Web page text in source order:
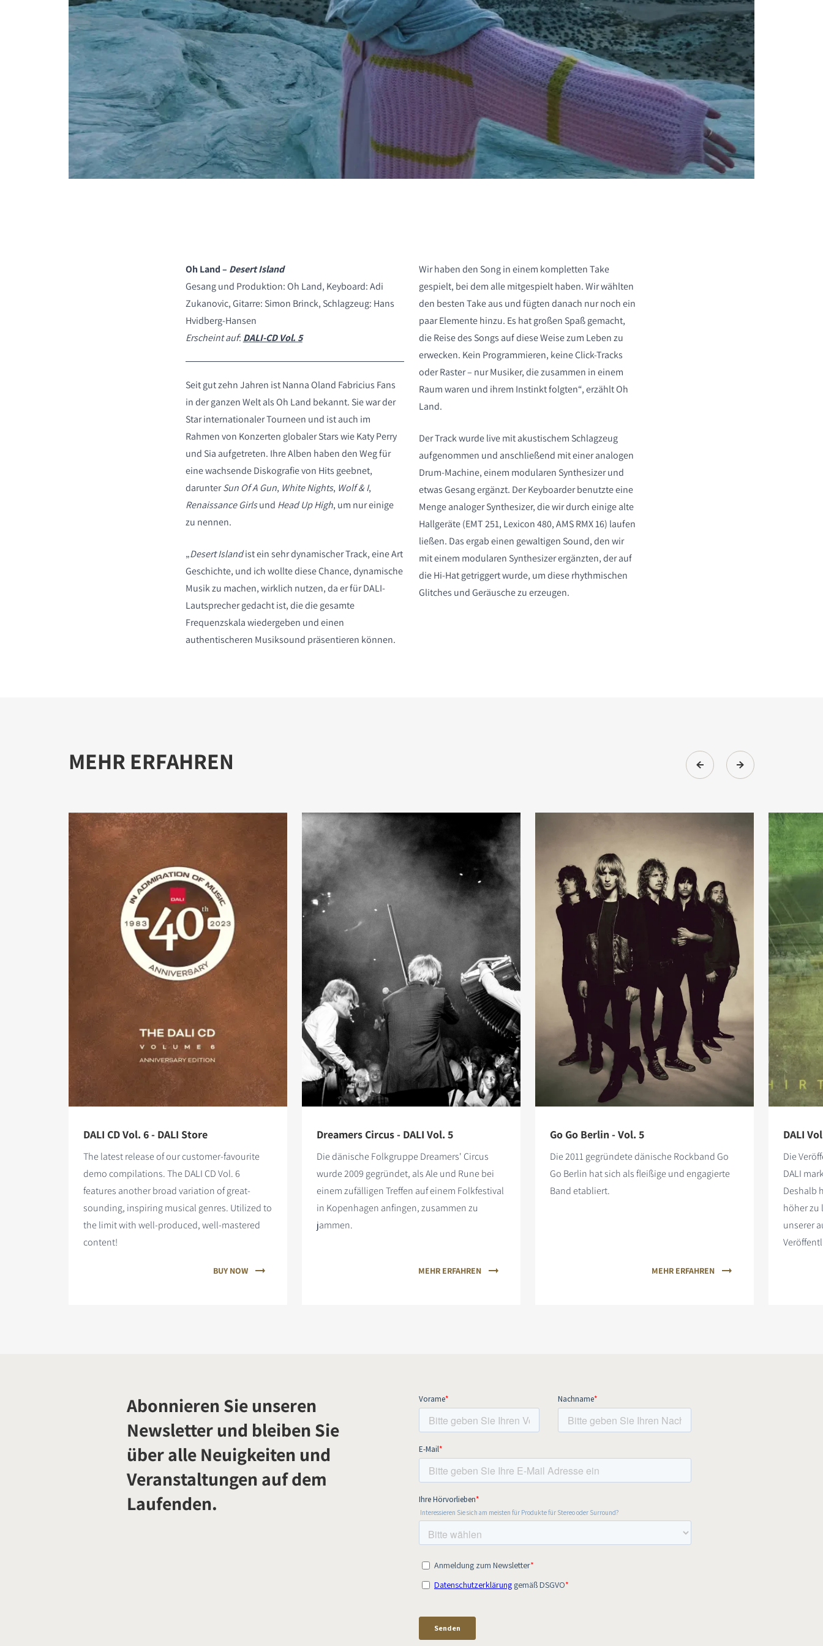
Oh Land – Desert Island
Gesang und Produktion: Oh Land, Keyboard: Adi
Zukanovic, Gitarre: Simon Brinck, Schlagzeug: Hans
Hvidberg-Hansen
Erscheint auf: DALI-CD Vol. 5
Seit gut zehn Jahren ist Nanna Oland Fabricius Fans
in der ganzen Welt als Oh Land bekannt. Sie war der
Star internationaler Tourneen und ist auch im
Rahmen von Konzerten globaler Stars wie Katy Perry
und Sia aufgetreten. Ihre Alben haben den Weg für
eine wachsende Diskografie von Hits geebnet,
darunterSun Of A Gun, White Nights, Wolf & I,
Renaissance Girlsund Head Up High, um nur einige
zu nennen.
„Desert Islandist ein sehr dynamischer Track, eine Art
Geschichte, und ich wollte diese Chance, dynamische
Musik zu machen, wirklich nutzen, da er für DALI-
Lautsprecher gedacht ist, die die gesamte
Frequenzskala wiedergeben und einen
authentischeren Musiksound präsentieren können.
Wir haben den Song in einem kompletten Take
gespielt, bei dem alle mitgespielt haben. Wir wählten
den besten Take aus und fügten danach nur noch ein
paar Elemente hinzu. Es hat großen Spaß gemacht,
die Reise des Songs auf diese Weise zum Leben zu
erwecken. Kein Programmieren, keine Click-Tracks
oder Raster – nur Musiker, die zusammen in einem
Raum waren und ihrem Instinkt folgten“, erzählt Oh
Land.
Der Track wurde live mit akustischem Schlagzeug
aufgenommen und anschließend mit einer analogen
Drum-Machine, einem modularen Synthesizer und
etwas Gesang ergänzt. Der Keyboarder benutzte eine
Menge analoger Synthesizer, die wir durch einige alte
Hallgeräte (EMT 251, Lexicon 480, AMS RMX 16) laufen
ließen. Das ergab einen gewaltigen Sound, den wir
mit einem modularen Synthesizer ergänzten, der auf
die Hi-Hat getriggert wurde, um diese rhythmischen
Glitches und Geräusche zu erzeugen.
MEHR ERFAHREN
DALI CD Vol. 6 - DALI Store
The latest release of our customer-favourite
demo compilations. The DALI CD Vol. 6
features another broad variation of great-
sounding, inspiring musical genres. Utilized to
the limit with well-produced, well-mastered
content!
BUY NOW
Dreamers Circus - DALI Vol. 5
Die dänische Folkgruppe Dreamers' Circus
wurde 2009 gegründet, als Ale und Rune bei
einem zufälligen Treffen auf einem Folkfestival
in Kopenhagen anfingen, zusammen zu
jammen.
MEHR ERFAHREN
Go Go Berlin - Vol. 5
Die 2011 gegründete dänische Rockband Go
Go Berlin hat sich als fleißige und engagierte
Band etabliert.
MEHR ERFAHREN
DALI
Die
DALI
Deshalb
höher zu
unserer
Abonnieren Sie unseren
Newsletter und bleiben Sie
über alle Neuigkeiten und
Veranstaltungen auf dem
Laufenden.